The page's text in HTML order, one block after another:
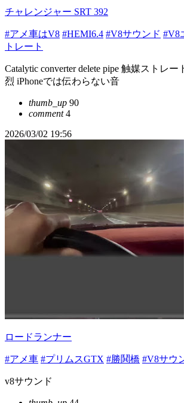
チャレンジャー SRT 392
#アメ車はV8 #HEMI6.4 #V8サウンド #V8
トレート
Catalytic converter delete pipe 触媒ストレ
烈 iPhoneでは伝わらない音
thumb_up 90
comment4
2026/03/02 19:56
ロードランナー
#アメ車 #プリムスGTX #勝鬨橋 #V8サウ
v8サウンド